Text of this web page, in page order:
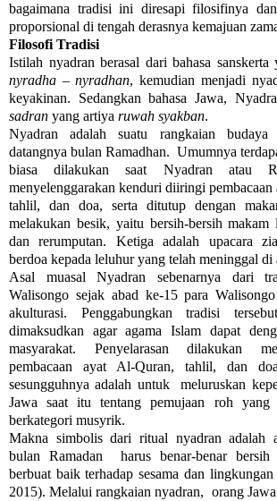
bagaimana tradisi ini diresapi filosifinya
proporsional di tengah derasnya kemajuan
Filosofi Tradisi
Istilah nyadran berasal dari bahasa
nyradha – nyradhan, kemudian menjadi
keyakinan. Sedangkan bahasa Jawa,
sadran yang artiya ruwah syakban.
Nyadran adalah suatu rangkaian budaya
datangnya bulan Ramadhan. Umumnya
biasa dilakukan saat Nyadran atau
menyelenggarakan kenduri diiringi
tahlil, dan doa, serta ditutup dengan
melakukan besik, yaitu bersih-bersih makam
dan rerumputan. Ketiga adalah upacara
berdoa kepada leluhur yang telah meninggal di
Asal muasal Nyadran sebenarnya dari
Walisongo sejak abad ke-15 para
akulturasi. Penggabungkan tradisi
dimaksudkan agar agama Islam dapat
masyarakat. Penyelarasan dilakukan
pembacaan ayat Al-Quran, tahlil, dan
sesungguhnya adalah untuk meluruskan
Jawa saat itu tentang pemujaan roh yang
berkategori musyrik.
Makna simbolis dari ritual nyadran adalah
bulan Ramadan harus benar-benar bersih
berbuat baik terhadap sesama dan
2015). Melalui rangkaian nyadran, orang Jawa